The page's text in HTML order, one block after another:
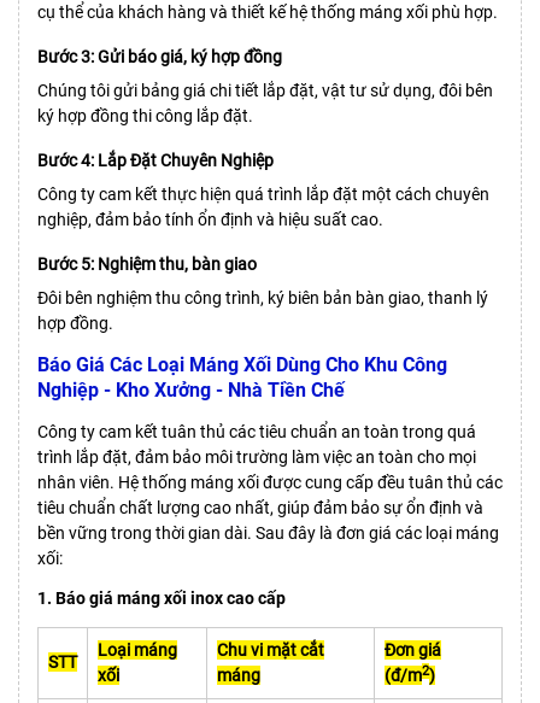
cụ thể của khách hàng và thiết kế hệ thống máng xối phù hợp.
Bước 3: Gửi báo giá, ký hợp đồng
Chúng tôi gửi bảng giá chi tiết lắp đặt, vật tư sử dụng, đôi bên
ký hợp đồng thi công lắp đặt.
Bước 4: Lắp Đặt Chuyên Nghiệp
Công ty cam kết thực hiện quá trình lắp đặt một cách chuyên
nghiệp, đảm bảo tính ổn định và hiệu suất cao.
Bước 5: Nghiệm thu, bàn giao
Đôi bên nghiệm thu công trình, ký biên bản bàn giao, thanh lý
hợp đồng.
Báo Giá Các Loại Máng Xối Dùng Cho Khu Công
Nghiệp - Kho Xưởng - Nhà Tiền Chế
Công ty cam kết tuân thủ các tiêu chuẩn an toàn trong quá
trình lắp đặt, đảm bảo môi trường làm việc an toàn cho mọi
nhân viên. Hệ thống máng xối được cung cấp đều tuân thủ các
tiêu chuẩn chất lượng cao nhất, giúp đảm bảo sự ổn định và
bền vững trong thời gian dài. Sau đây là đơn giá các loại máng
xối:
1. Báo giá máng xối inox cao cấp
STT
Loại máng
xối
Chu vi mặt cắt
máng
Đơn giá
(đ/m2)